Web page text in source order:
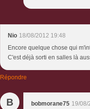
Nio 18/08/2012 19:48
Encore quelque chose qui
C'est déjà sorti en salles là
Répondre
B bobmorane75 19/08/